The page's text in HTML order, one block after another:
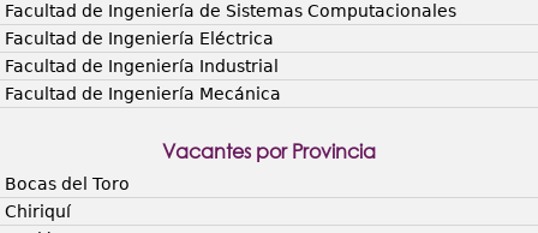
Facultad de Ingeniería de Sistemas Computacionales
Facultad de Ingeniería Eléctrica
Facultad de Ingeniería Industrial
Facultad de Ingeniería Mecánica
Vacantes por Provincia
Bocas del Toro
Chiriquí